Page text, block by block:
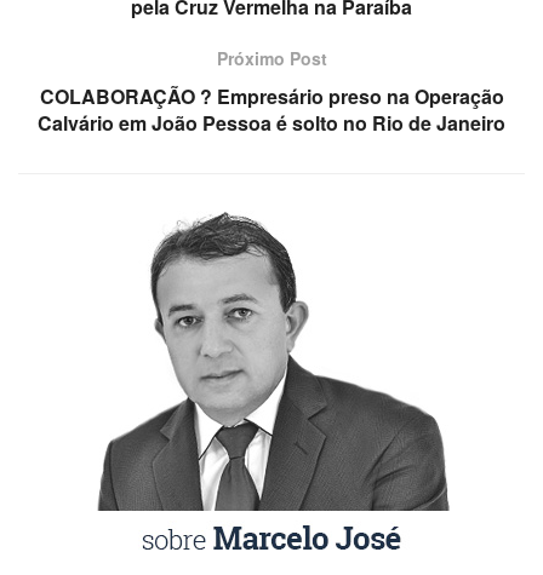
pela Cruz Vermelha na Paraíba
Próximo Post
COLABORAÇÃO ? Empresário preso na Operação
Calvário em João Pessoa é solto no Rio de Janeiro